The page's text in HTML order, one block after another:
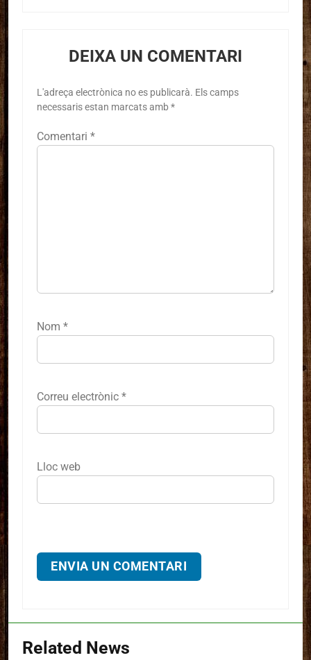
DEIXA UN COMENTARI
L'adreça electrònica no es publicarà. Els camps
necessaris estan marcats amb *
Comentari *
Nom *
Correu electrònic *
Lloc web
Related News